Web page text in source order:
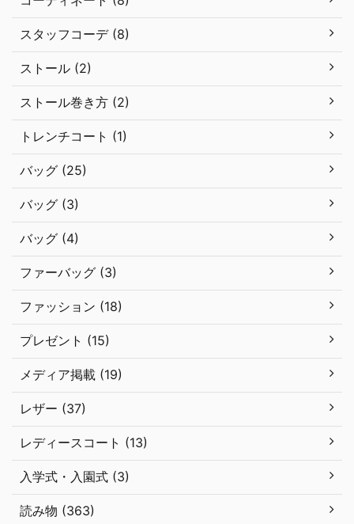
スタッフコーデ (8)
ストール (2)
ストール巻き方 (2)
トレンチコート (1)
バッグ (25)
バッグ (3)
バッグ (4)
ファーバッグ (3)
ファッション (18)
プレゼント (15)
メディア掲載 (19)
レザー (37)
レディースコート (13)
入学式・入園式 (3)
読み物 (363)